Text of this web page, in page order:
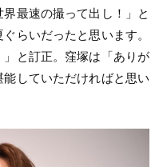
最速の撮って出し！」と
らいだったと思います。
と訂正。窪塚は「ありが
していただければと思い